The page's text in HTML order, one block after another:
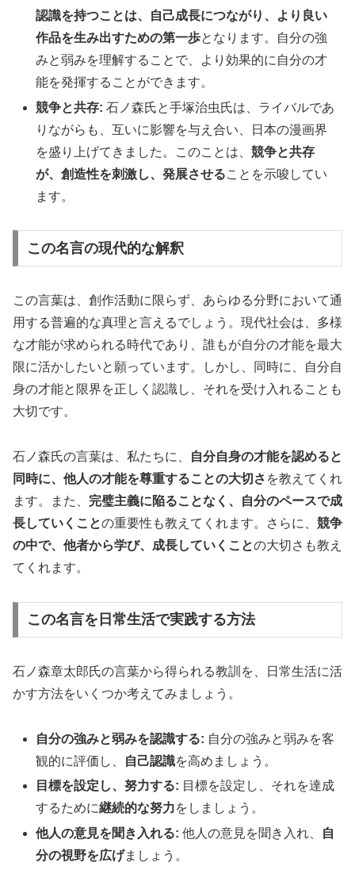
認識を持つことは、自己成長につながり、より良い
作品を生み出すための第一歩となります。自分の強
みと弱みを理解することで、より効果的に自分の才
能を発揮することができます。
競争と共存: 石ノ森氏と手塚治虫氏は、ライバルであ
りながらも、互いに影響を与え合い、日本の漫画界
を盛り上げてきました。このことは、競争と共存
が、創造性を刺激し、発展させることを示唆してい
ます。
この名言の現代的な解釈
この言葉は、創作活動に限らず、あらゆる分野において通
用する普遍的な真理と言えるでしょう。現代社会は、多様
な才能が求められる時代であり、誰もが自分の才能を最大
限に活かしたいと願っています。しかし、同時に、自分自
身の才能と限界を正しく認識し、それを受け入れることも
大切です。
石ノ森氏の言葉は、私たちに、
自分自身の才能を認めると
同時に、他人の才能を尊重することの大切さ を教えてくれ
ます。また、 完璧主義に陥ることなく、自分のペースで成
長していくことの重要性も教えてくれます。さらに、 競争
の中で、他者から学び、成長していくことの大切さも教え
てくれます。
この名言を日常生活で実践する方法
石ノ森章太郎氏の言葉から得られる教訓を、日常生活に活
かす方法をいくつか考えてみましょう。
自分の強みと弱みを認識する: 自分の強みと弱みを客
観的に評価し、
自己認識を高めましょう。
目標を設定し、努力する: 目標を設定し、それを達成
するために継続的な努力をしましょう。
他人の意見を聞き入れる: 他人の意見を聞き入れ、
自
分の視野を広げましょう。